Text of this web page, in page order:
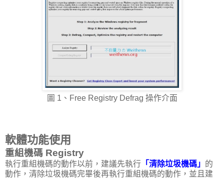
圖 1、Free Registry Defrag 操作介面
軟體功能使用
重組機碼 Registry
執行重組機碼的動作以前，建議先執行 「清除垃圾機碼」 的
動作，清除垃圾機碼完畢後再執行重組機碼的動作，並且建